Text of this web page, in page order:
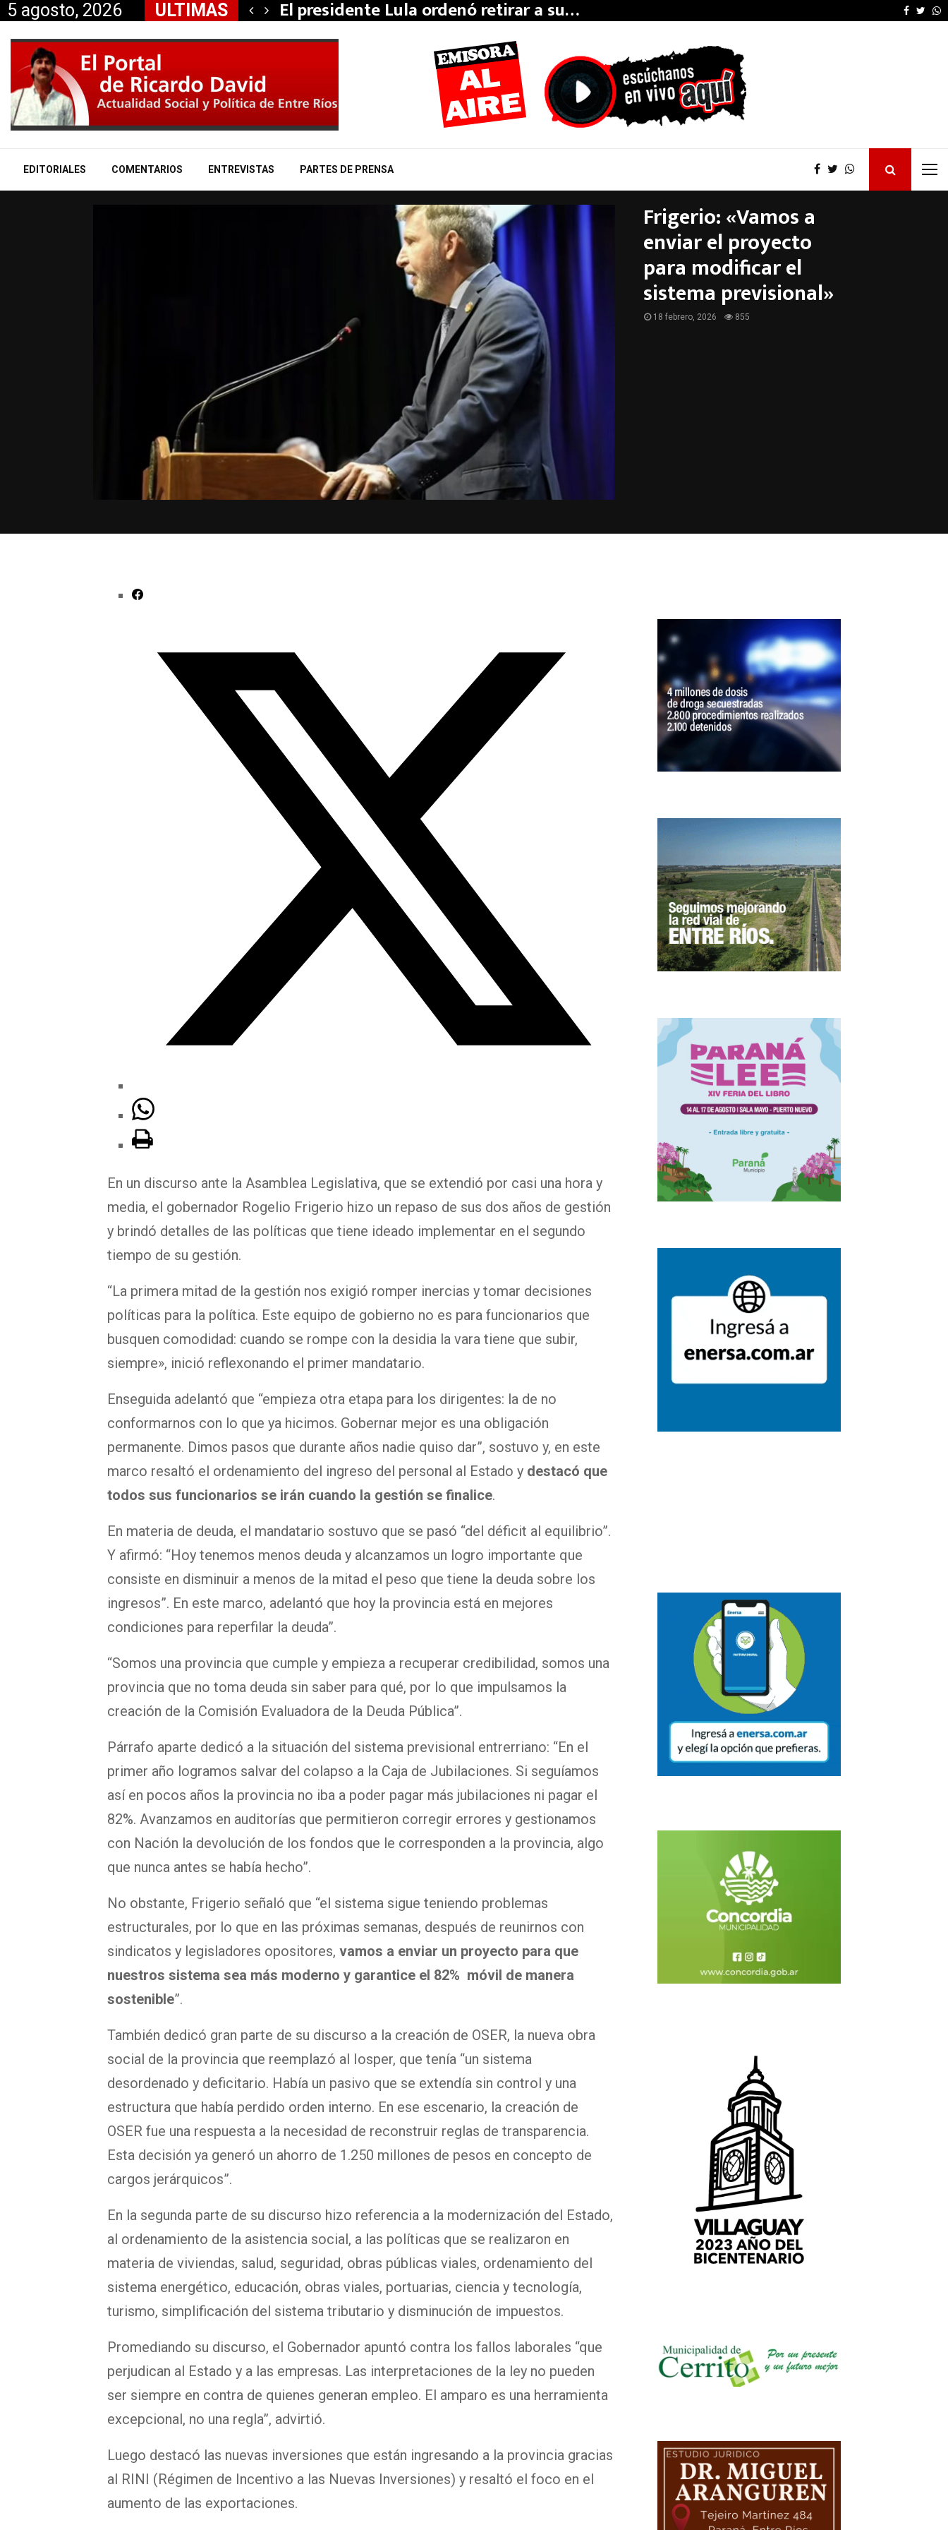
5 agosto, 2026 ULTIMAS
a su… La «Victoria» de CASTAgnino: comercios que bajan… Reunión de
EDITORIALES COMENTARIOS ENTREVISTAS PARTES DE PRENSA
Frigerio: «Vamos a
enviar el proyecto
para modificar el
sistema previsional»
18 febrero, 2026 855
En un discurso ante la Asamblea Legislativa, que se extendió por casi una hora y
media, el gobernador Rogelio Frigerio hizo un repaso de sus dos años de gestión
y brindó detalles de las políticas que tiene ideado implementar en el segundo
tiempo de su gestión.
“La primera mitad de la gestión nos exigió romper inercias y tomar decisiones
políticas para la política. Este equipo de gobierno no es para funcionarios que
busquen comodidad: cuando se rompe con la desidia la vara tiene que subir,
siempre», inició reflexonando el primer mandatario.
Enseguida adelantó que “empieza otra etapa para los dirigentes: la de no
conformarnos con lo que ya hicimos. Gobernar mejor es una obligación
permanente. Dimos pasos que durante años nadie quiso dar”, sostuvo y, en este
marco resaltó el ordenamiento del ingreso del personal al Estado y destacó que
todos sus funcionarios se irán cuando la gestión se finalice.
En materia de deuda, el mandatario sostuvo que se pasó “del déficit al equilibrio”.
Y afirmó: “Hoy tenemos menos deuda y alcanzamos un logro importante que
consiste en disminuir a menos de la mitad el peso que tiene la deuda sobre los
ingresos”. En este marco, adelantó que hoy la provincia está en mejores
condiciones para reperfilar la deuda”.
“Somos una provincia que cumple y empieza a recuperar credibilidad, somos una
provincia que no toma deuda sin saber para qué, por lo que impulsamos la
creación de la Comisión Evaluadora de la Deuda Pública”.
Párrafo aparte dedicó a la situación del sistema previsional entrerriano: “En el
primer año logramos salvar del colapso a la Caja de Jubilaciones. Si seguíamos
así en pocos años la provincia no iba a poder pagar más jubilaciones ni pagar el
82%. Avanzamos en auditorías que permitieron corregir errores y gestionamos
con Nación la devolución de los fondos que le corresponden a la provincia, algo
que nunca antes se había hecho”.
No obstante, Frigerio señaló que “el sistema sigue teniendo problemas
estructurales, por lo que en las próximas semanas, después de reunirnos con
sindicatos y legisladores opositores, vamos a enviar un proyecto para que
nuestros sistema sea más moderno y garantice el 82% móvil de manera
sostenible”.
También dedicó gran parte de su discurso a la creación de OSER, la nueva obra
social de la provincia que reemplazó al Iosper, que tenía “un sistema
desordenado y deficitario. Había un pasivo que se extendía sin control y una
estructura que había perdido orden interno. En ese escenario, la creación de
OSER fue una respuesta a la necesidad de reconstruir reglas de transparencia.
Esta decisión ya generó un ahorro de 1.250 millones de pesos en concepto de
cargos jerárquicos”.
En la segunda parte de su discurso hizo referencia a la modernización del Estado,
al ordenamiento de la asistencia social, a las políticas que se realizaron en
materia de viviendas, salud, seguridad, obras públicas viales, ordenamiento del
sistema energético, educación, obras viales, portuarias, ciencia y tecnología,
turismo, simplificación del sistema tributario y disminución de impuestos.
Promediando su discurso, el Gobernador apuntó contra los fallos laborales “que
perjudican al Estado y a las empresas. Las interpretaciones de la ley no pueden
ser siempre en contra de quienes generan empleo. El amparo es una herramienta
excepcional, no una regla”, advirtió.
Luego destacó las nuevas inversiones que están ingresando a la provincia gracias
al RINI (Régimen de Incentivo a las Nuevas Inversiones) y resaltó el foco en el
aumento de las exportaciones.